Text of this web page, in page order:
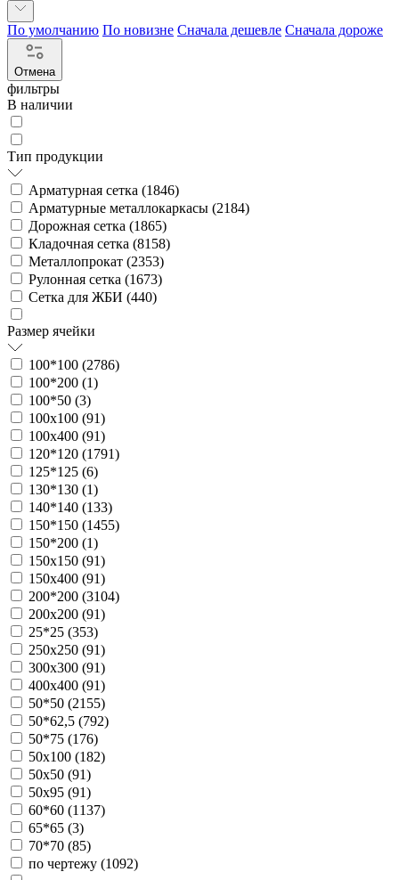
По умолчанию По новизне Сначала дешевле Сначала дороже
Отмена
фильтры
В наличии
Тип продукции
Арматурная сетка (1846)
Арматурные металлокаркасы (2184)
Дорожная сетка (1865)
Кладочная сетка (8158)
Металлопрокат (2353)
Рулонная сетка (1673)
Сетка для ЖБИ (440)
Размер ячейки
100*100 (2786)
100*200 (1)
100*50 (3)
100х100 (91)
100х400 (91)
120*120 (1791)
125*125 (6)
130*130 (1)
140*140 (133)
150*150 (1455)
150*200 (1)
150х150 (91)
150х400 (91)
200*200 (3104)
200х200 (91)
25*25 (353)
250х250 (91)
300х300 (91)
400х400 (91)
50*50 (2155)
50*62,5 (792)
50*75 (176)
50х100 (182)
50х50 (91)
50х95 (91)
60*60 (1137)
65*65 (3)
70*70 (85)
по чертежу (1092)